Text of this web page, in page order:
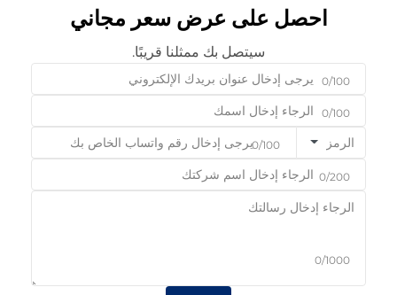
احصل على عرض سعر مجاني
سيتصل بك ممثلنا قريبًا.
0/100
0/100
الرمز 0/100
0/200
0/1000